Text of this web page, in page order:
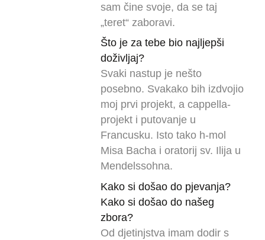
sam čine svoje, da se taj
„teret“ zaboravi.
Što je za tebe bio najljepši
doživljaj?
Svaki nastup je nešto
posebno. Svakako bih izdvojio
moj prvi projekt, a cappella-
projekt i putovanje u
Francusku. Isto tako h-mol
Misa Bacha i oratorij sv. Ilija u
Mendelssohna.
Kako si došao do pjevanja?
Kako si došao do našeg
zbora?
Od djetinjstva imam dodir s